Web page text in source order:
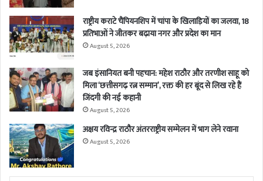
राष्ट्रीय कराटे चैंपियनशिप में चांपा के खिलाड़ियों का जलवा, 18
प्रतिभाओं ने जीतकर बढ़ाया नगर और प्रदेश का मान
August 5, 2026
जब इंसानियत बनी पहचान: महेश राठौर और तरणीश साहू को
मिला ‘छत्तीसगढ़ रत्न सम्मान’, रक्त की हर बूंद से लिख रहे हैं
जिंदगी की नई कहानी
August 5, 2026
अक्षय रविन्द्र राठौर अंतरराष्ट्रीय सम्मेलन में भाग लेने रवाना
August 5, 2026